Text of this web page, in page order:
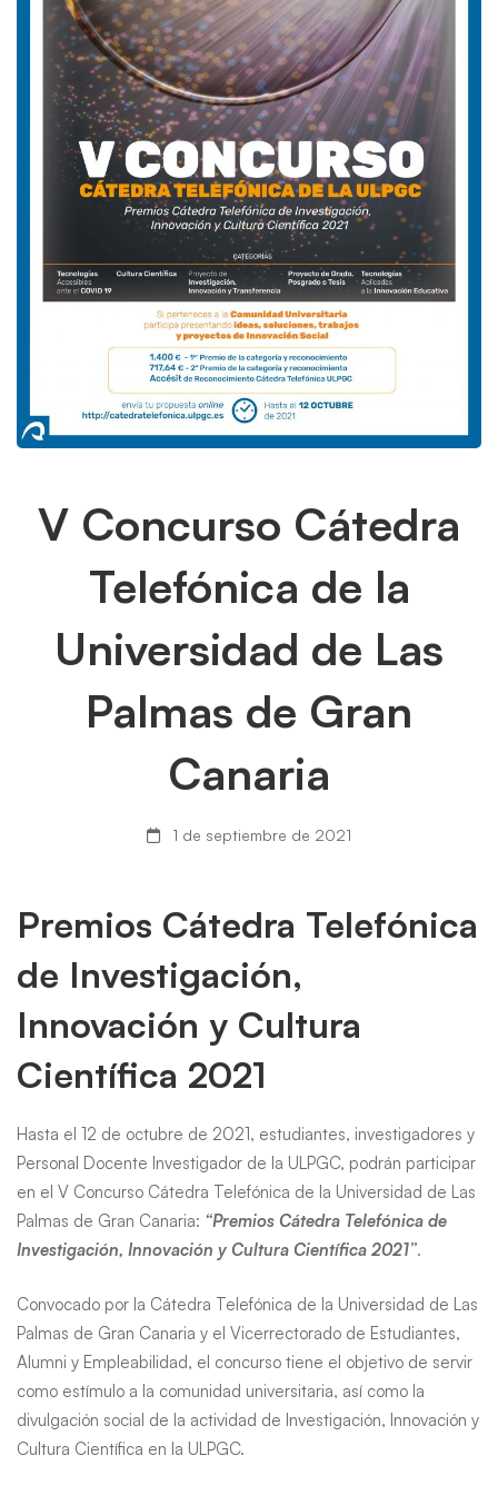
V
Concurso
Cátedra
Telefónica
Universidad
Las
Palmas
de
Gran
Canaria
V Concurso Cátedra
Telefónica de la
Universidad de Las
Palmas de Gran
Canaria
1 de septiembre de 2021
Premios Cátedra Telefónica
de Investigación,
Innovación y Cultura
Científica 2021
Hasta el 12 de octubre de 2021, estudiantes, investigadores y
Personal Docente Investigador de la ULPGC, podrán participar
en el V Concurso Cátedra Telefónica de la Universidad de Las
Palmas de Gran Canaria: “Premios Cátedra Telefónica de
Investigación, Innovación y Cultura Científica 2021”.
Convocado por la Cátedra Telefónica de la Universidad de Las
Palmas de Gran Canaria y el Vicerrectorado de Estudiantes,
Alumni y Empleabilidad, el concurso tiene el objetivo de servir
como estímulo a la comunidad universitaria, así como la
divulgación social de la actividad de Investigación, Innovación y
Cultura Científica en la ULPGC.